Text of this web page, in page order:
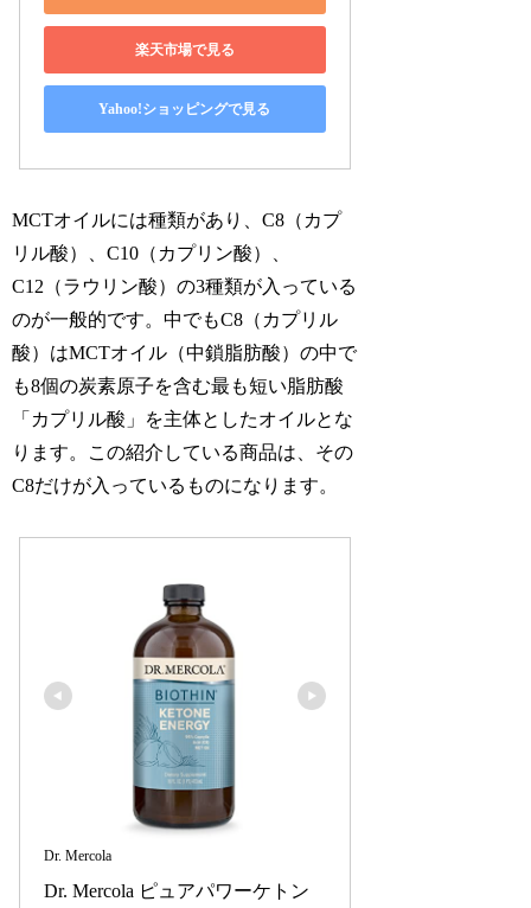
楽天市場で見る
Yahoo!ショッピングで見る
MCTオイルには種類があり、C8（カプ
リル酸）、C10（カプリン酸）、
C12（ラウリン酸）の3種類が入っている
のが一般的です。中でもC8（カプリル
酸）はMCTオイル（中鎖脂肪酸）の中で
も8個の炭素原子を含む最も短い脂肪酸
「カプリル酸」を主体としたオイルとな
ります。この紹介している商品は、その
C8だけが入っているものになります。
Dr. Mercola
Dr. Mercola ピュアパワーケトン